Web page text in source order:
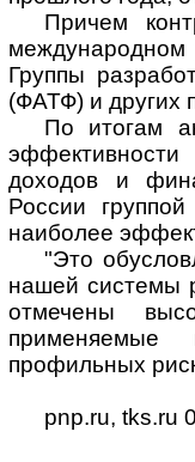
Причем
международном
Группы
(ФАТФ) и других
По итогам
доходов и
России
наиболее
"Это
нашей системы
отмечены
применяемые
профильных
pnp.ru, tks.ru